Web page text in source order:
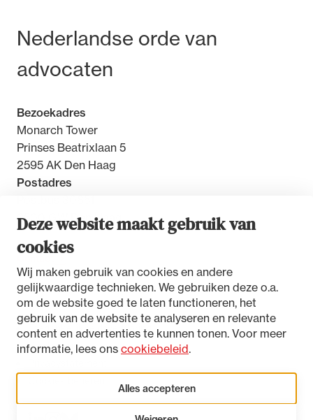
Deze website maakt gebruik van
cookies
Wij maken gebruik van cookies en andere
gelijkwaardige technieken. We gebruiken deze o.a.
om de website goed te laten functioneren, het
gebruik van de website te analyseren en relevante
content en advertenties te kunnen tonen. Voor meer
informatie, lees ons cookiebeleid.
Alles accepteren
Bezoek- en postadres
Nederlandse orde van
advocaten
Bezoekadres
Monarch Tower
Prinses Beatrixlaan 5
2595 AK Den Haag
Postadres
2500 GW Den Haag
Toegankelijkheidsverklaring
Disclaimer